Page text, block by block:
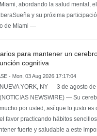
Miami, abordando la salud mental,
y su próxima
de Miami —
para mantener un
cognitiva
- Mon, 03 Aug 2026 17:17:04
NUEVA YORK, NY — 3 de agosto
(NOTICIAS NEWSWIRE) — Su
mucho por usted, así que lo justo es
el favor practicando hábitos
fuerte y saludable a este